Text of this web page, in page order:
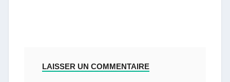
LAISSER UN COMMENTAIRE